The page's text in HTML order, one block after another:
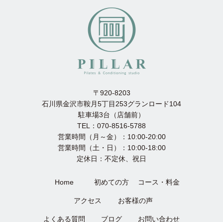
〒920-8203
石川県金沢市鞍月5丁目253グランロード104
駐車場3台（店舗前）
TEL：070-8516-5788
営業時間（月～金）：10:00-20:00
営業時間（土・日）：10:00-18:00
定休日：不定休、祝日
Home 初めての方 コース・料金
アクセス お客様の声
よくある質問 ブログ お問い合わせ